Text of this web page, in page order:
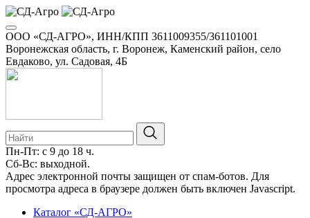
ООО «СД-АГРО», ИНН/КПП 3611009355/361101001
Воронежская область, г. Воронеж, Каменский район, село
Евдаково, ул. Садовая, 4Б
Пн-Пт: с 9 до 18 ч.
Сб-Вс: выходной.
8-800-100-34-01
Адрес электронной почты защищен от спам-ботов. Для